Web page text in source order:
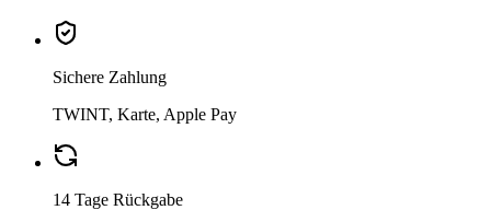
Sichere Zahlung
TWINT, Karte, Apple Pay
14 Tage Rückgabe